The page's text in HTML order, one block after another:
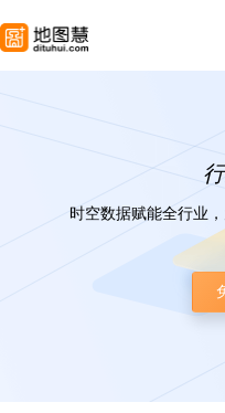
时空数据赋能全行业